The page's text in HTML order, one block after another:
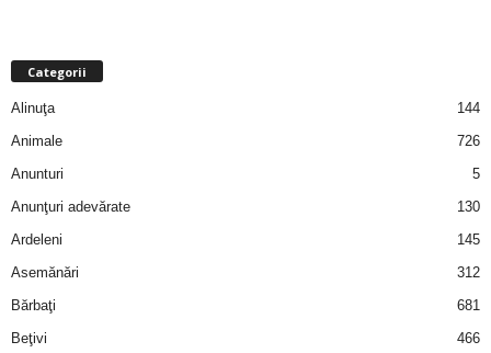
Categorii
Alinuţa
144
Animale
726
Anunturi
5
Anunţuri adevărate
130
Ardeleni
145
Asemănări
312
Bărbaţi
681
Beţivi
466